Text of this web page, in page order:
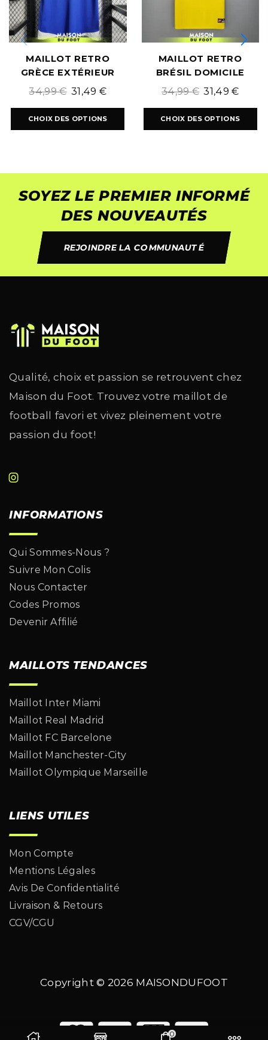
MAILLOT RETRO
GRÈCE EXTÉRIEUR
2004/2005
34,99€ 31,49 €
CHOIX DES OPTIONS
MAILLOT RETRO
BRÉSIL DOMICILE
1998/1999
34,99€ 31,49€
CHOIX DES OPTIONS
SOYEZ LE PREMIER INFORMÉ
DES NOUVEAUTÉS
REJOINDRE LA COMMUNAUTÉ
Qualité, choix et passion se retrouvent chez
Maison du Foot. Trouvez votre maillot de
football favori et vivez pleinement votre
passion du foot!
INFORMATIONS
Qui Sommes-Nous ?
Suivre Mon Colis
Nous Contacter
Codes Promos
Devenir Affilié
MAILLOTS TENDANCES
Maillot Inter Miami
Maillot Real Madrid
Maillot FC Barcelone
Maillot Manchester-City
Maillot Olympique Marseille
LIENS UTILES
Mon Compte
Mentions Légales
Avis De Confidentialité
Livraison & Retours
CGV/CGU
Copyright © 2026 MAISONDUFOOT
0